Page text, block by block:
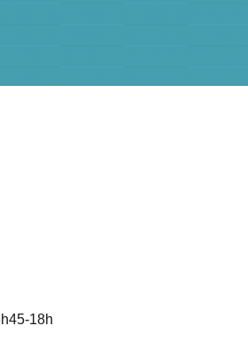
18h